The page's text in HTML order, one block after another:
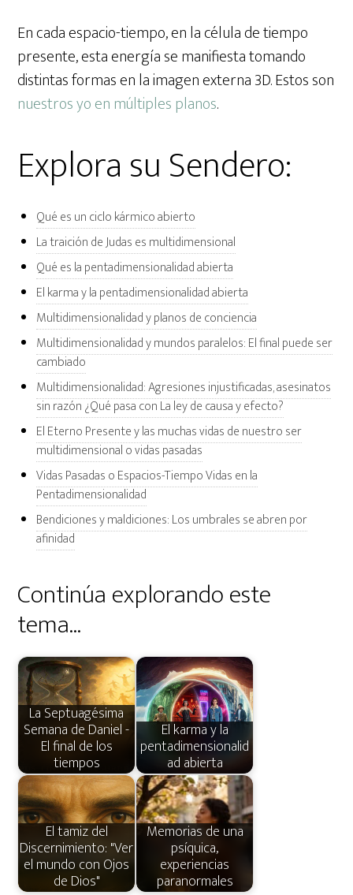
En cada espacio-tiempo, en la célula de tiempo
presente, esta energía se manifiesta tomando
distintas formas en la imagen externa 3D. Estos son
nuestros yo en múltiples planos.
Explora su Sendero:
Qué es un ciclo kármico abierto
La traición de Judas es multidimensional
Qué es la pentadimensionalidad abierta
El karma y la pentadimensionalidad abierta
Multidimensionalidad y planos de conciencia
Multidimensionalidad y mundos paralelos: El final puede ser
cambiado
Multidimensionalidad: Agresiones injustificadas, asesinatos
sin razón ¿Qué pasa con La ley de causa y efecto?
El Eterno Presente y las muchas vidas de nuestro ser
multidimensional o vidas pasadas
Vidas Pasadas o Espacios-Tiempo Vidas en la
Pentadimensionalidad
Bendiciones y maldiciones: Los umbrales se abren por
afinidad
Continúa explorando este
tema...
La Septuagésima
Semana de Daniel -
El final de los
tiempos
El karma y la
pentadimensionalid
ad abierta
El tamiz del
Discernimiento: "Ver
el mundo con Ojos
de Dios"
Memorias de una
psíquica,
experiencias
paranormales